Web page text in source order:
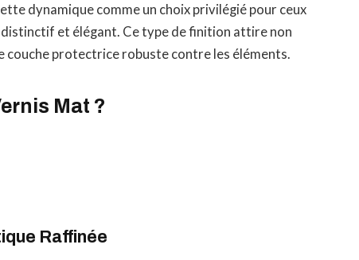
dynamique comme un choix privilégié pour ceux
et élégant. Ce type de finition attire non
couche protectrice robuste contre les éléments.
Mat ?
Raffinée